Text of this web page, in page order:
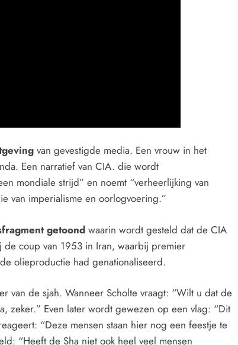
van gevestigde media. Een vrouw in het
Een narratief van CIA. die wordt
mondiale strijd” en noemt “verheerlijking van
van imperialisme en oorlogvoering.”
getoond waarin wordt gesteld dat de CIA
coup van 1953 in Iran, waarbij premier
olieproductie had genationaliseerd.
van de sjah. Wanneer Scholte vraagt: “Wilt u dat de
zeker.” Even later wordt gewezen op een vlag: “Dit
“Deze mensen staan hier nog een feestje te
“Heeft de Sha niet ook heel veel mensen